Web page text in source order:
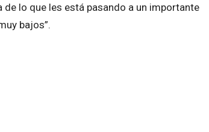
lo que les está pasando a un importante
bajos”.